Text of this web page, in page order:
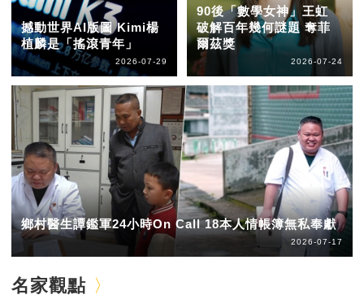
撼動世界AI版圖 Kimi楊
植麟是「搖滾青年」
2026-07-29
90後「數學女神」王虹
破解百年幾何謎題 奪菲
爾茲獎
2026-07-24
鄉村醫生譚鑑軍24小時On Call 18本人情帳簿無私奉獻
2026-07-17
名家觀點